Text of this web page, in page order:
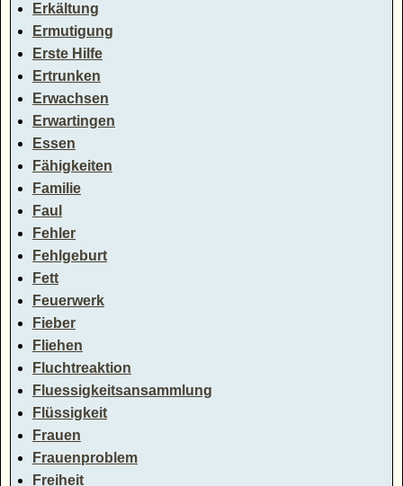
Erkältung
Ermutigung
Erste Hilfe
Ertrunken
Erwachsen
Erwartingen
Essen
Fähigkeiten
Familie
Faul
Fehler
Fehlgeburt
Fett
Feuerwerk
Fieber
Fliehen
Fluchtreaktion
Fluessigkeitsansammlung
Flüssigkeit
Frauen
Frauenproblem
Freiheit